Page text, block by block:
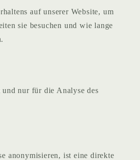
auf unserer Website, um
sie besuchen und wie lange
nur für die Analyse des
anonymisieren, ist eine direkte